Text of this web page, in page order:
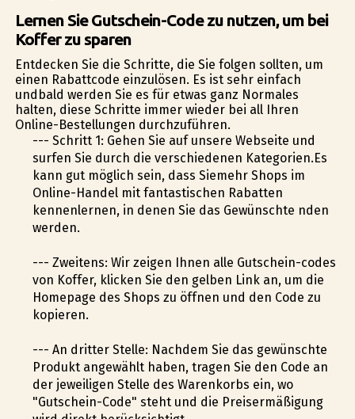
Lernen Sie Gutschein-Code zu nutzen, um bei
Koffer zu sparen
Entdecken Sie die Schritte, die Sie folgen sollten, um
einen Rabattcode einzulösen. Es ist sehr einfach
undbald werden Sie es für etwas ganz Normales
halten, diese Schritte immer wieder bei all Ihren
Online-Bestellungen durchzuführen.
--- Schritt 1: Gehen Sie auf unsere Webseite und
surfen Sie durch die verschiedenen Kategorien.Es
kann gut möglich sein, dass Siemehr Shops im
Online-Handel mit fantastischen Rabatten
kennenlernen, in denen Sie das Gewünschte finden
werden.
--- Zweitens: Wir zeigen Ihnen alle Gutschein-codes
von Koffer, klicken Sie den gelben Link an, um die
Homepage des Shops zu öffnen und den Code zu
kopieren.
--- An dritter Stelle: Nachdem Sie das gewünschte
Produkt angewählt haben, tragen Sie den Code an
der jeweiligen Stelle des Warenkorbs ein, wo
"Gutschein-Code" steht und die Preisermäßigung